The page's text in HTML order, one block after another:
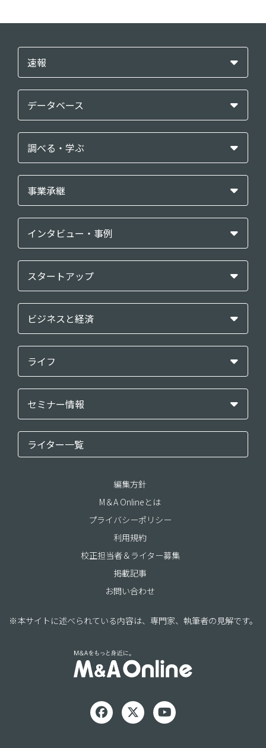
速報
データベース
調べる・学ぶ
事業承継
インタビュー・事例
スタートアップ
ビジネスと経済
ライフ
セミナー情報
ライター一覧
編集方針
M＆A Onlineとは
プライバシーポリシー
利用規約
校正担当者＆ライター募集
掲載記事
お問い合わせ
※本サイトに述べられている内容は、専門家、執筆者の見解です。